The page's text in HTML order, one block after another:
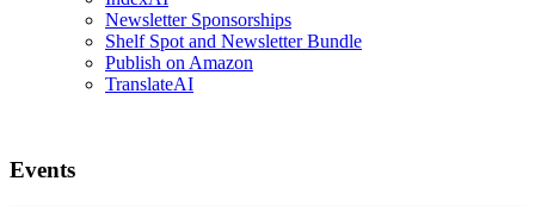
Newsletter Sponsorships
Shelf Spot and Newsletter Bundle
Publish on Amazon
TranslateAI
Events